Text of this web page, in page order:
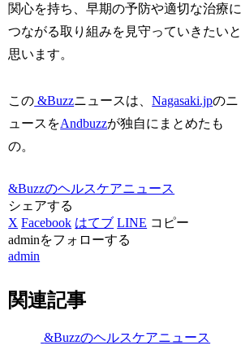
関心を持ち、早期の予防や適切な治療に
つながる取り組みを見守っていきたいと
思います。
この &Buzzニュースは、Nagasaki.jpのニ
ュースをAndbuzzが独自にまとめたも
の。
&Buzzのヘルスケアニュース
シェアする
X Facebook はてブ LINE コピー
adminをフォローする
admin
関連記事
&Buzzのヘルスケアニュース